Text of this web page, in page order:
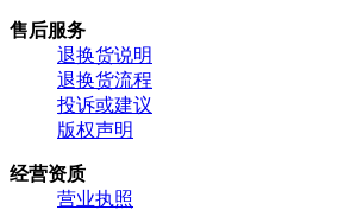
售后服务
退换货说明
退换货流程
投诉或建议
版权声明
经营资质
营业执照